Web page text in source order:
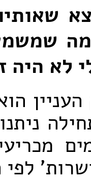
לא
העניין